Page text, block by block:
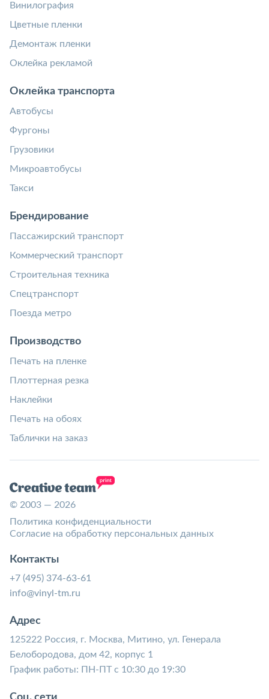
Винилография
Цветные пленки
Демонтаж пленки
Оклейка рекламой
Оклейка транспорта
Автобусы
Фургоны
Грузовики
Микроавтобусы
Такси
Брендирование
Пассажирский транспорт
Коммерческий транспорт
Строительная техника
Спецтранспорт
Поезда метро
Производство
Печать на пленке
Плоттерная резка
Наклейки
Печать на обоях
Таблички на заказ
© 2003 — 2026
Политика конфиденциальности
Согласие на обработку персональных данных
Контакты
+7 (495) 374-63-61
info@vinyl-tm.ru
Адрес
125222 Россия, г. Москва, Митино, ул. Генерала
Белобородова, дом 42, корпус 1
График работы: ПН-ПТ с 10:30 до 19:30